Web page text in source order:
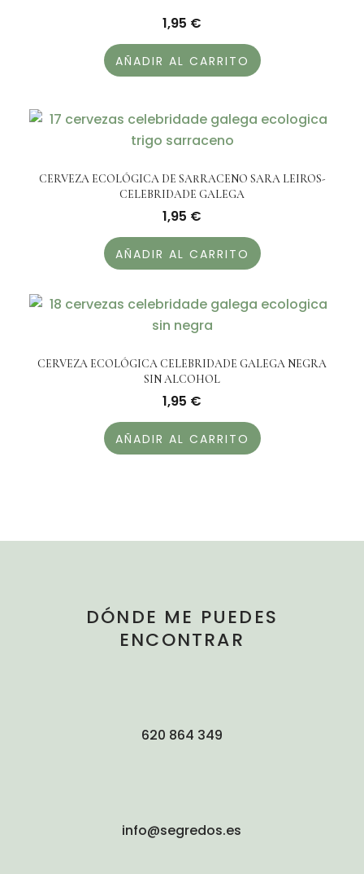
1,95 €
AÑADIR AL CARRITO
CERVEZA ECOLÓGICA DE SARRACENO SARA LEIROS-
CELEBRIDADE GALEGA
1,95 €
AÑADIR AL CARRITO
CERVEZA ECOLÓGICA CELEBRIDADE GALEGA NEGRA
SIN ALCOHOL
1,95 €
AÑADIR AL CARRITO
DÓNDE ME PUEDES
ENCONTRAR
620 864 349
info@segredos.es